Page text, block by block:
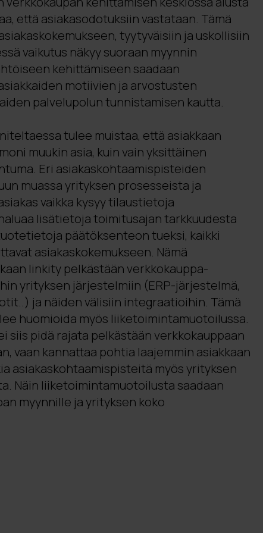
että asiakasodotuksiin vastataan. Tämä
tyytyväisiin ja uskollisiin
vaikutus näkyy suoraan myynnin
kehittämiseen saadaan
motiivien ja arvostusten
palvelupolun tunnistamisen kautta.
tulee muistaa, että asiakkaan
muukin asia, kuin vain yksittäinen
Eri asiakaskohtaamispisteiden
muassa yrityksen prosesseista ja
vaikka kysyy tilaustietoja
lisätietoja toimitusajan tarkkuudesta
päätöksenteon tueksi, kaikki
asiakaskokemukseen. Nämä
linkity pelkästään verkkokauppa-
yrityksen järjestelmiin (ERP-järjestelmä,
ja näiden välisiin integraatioihin. Tämä
huomioida myös liiketoimintamuotoilussa.
siis pidä rajata pelkästään verkkokauppaan
vaan kannattaa pohtia laajemmin asiakkaan
asiakaskohtaamispisteitä myös yrityksen
Näin liiketoimintamuotoilusta saadaan
myynnille ja yrityksen koko